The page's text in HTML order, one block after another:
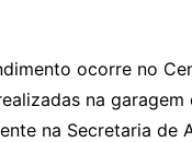
ocorre no
na garagem
na Secretaria de